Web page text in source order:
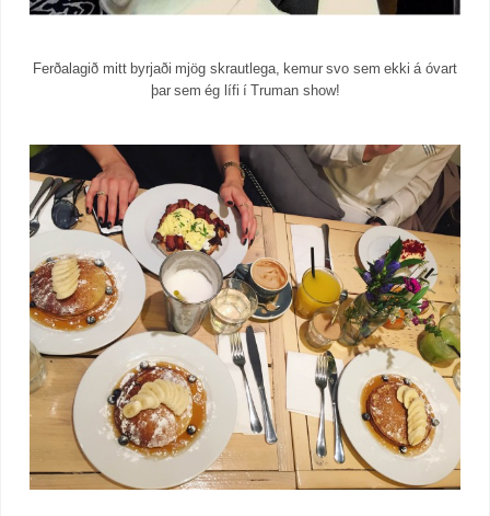
Ferðalagið mitt byrjaði mjög skrautlega, kemur svo sem ekki á óvart
þar sem ég lífi í Truman show!